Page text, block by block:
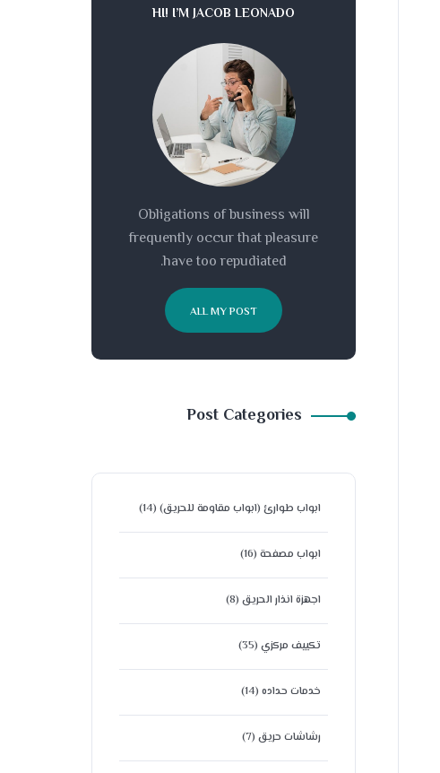
HI! I’M JACOB LEONADO
Obligations of business will
frequently occur that pleasure
have too repudiated.
ALL MY POST
Post Categories
ابواب طوارئ (ابواب مقاومة للحريق) (14)
ابواب مصفحة (16)
اجهزة انذار الحريق (8)
تكييف مركزي (35)
خدمات حداده (14)
رشاشات حريق (7)